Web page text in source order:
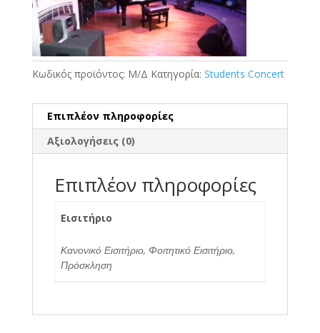
Κωδικός προϊόντος: Μ/Δ Κατηγορία: Students Concert
Επιπλέον πληροφορίες
Αξιολογήσεις (0)
Επιπλέον πληροφορίες
Εισιτήριο
Κανονικό Εισιτήριο, Φοιτητικό Εισιτήριο,
Πρόσκληση